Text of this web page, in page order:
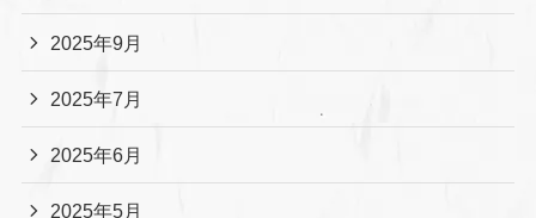
2025年9月
2025年7月
2025年6月
2025年5月